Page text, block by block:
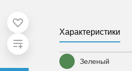
Характеристики
Зеленый